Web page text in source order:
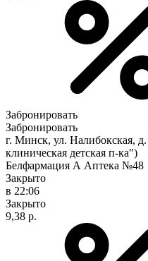
Забронировать
Забронировать
г. Минск, ул. Налибокская,
клиническая детская п-ка")
Белфармация А Аптека №48
Закрыто
в 22:06
Закрыто
9,38 р.